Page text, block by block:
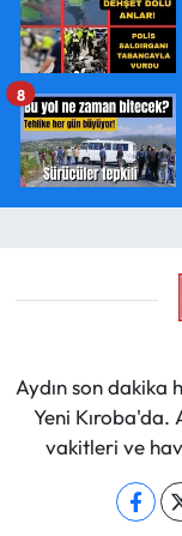
8
Aydın son dakika
Yeni Kıroba'da.
vakitleri ve